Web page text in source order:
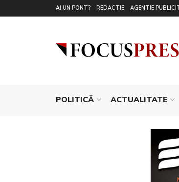
AI UN PONT? REDACTIE AGENTIE
POLITICĂ ACTUALITATE